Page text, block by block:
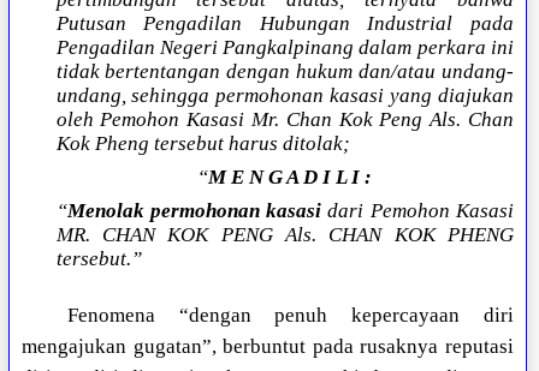
Putusan Pengadilan Hubungan Industrial pada
Pengadilan Negeri Pangkalpinang dalam perkara ini
tidak bertentangan dengan hukum dan/atau undang-
undang, sehingga permohonan kasasi yang diajukan
oleh Pemohon Kasasi Mr. Chan Kok Peng Als. Chan
Kok Pheng tersebut harus ditolak;
“M E N G A D I L I :
“Menolak permohonan kasasi dari Pemohon Kasasi
MR. CHAN KOK PENG Als. CHAN KOK PHENG
tersebut.”
Fenomena “dengan penuh kepercayaan diri
mengajukan gugatan”, berbuntut pada rusaknya reputasi